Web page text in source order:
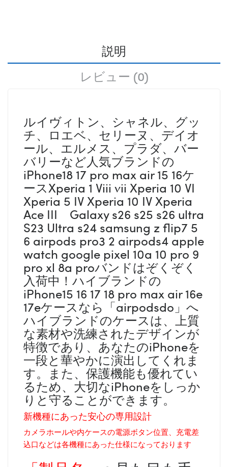
説明
レビュー (0)
ルイヴィトン、シャネル、グッ
チ、ロエベ、セリーヌ、デイオ
ール、エルメス、プラダ、バー
バリーなど人気ブランドの
iPhone18 17 pro max air 15 16ケ
ースXperia 1 Viii vii Xperia 10 VI
Xperia 5 IV Xperia 10 IV Xperia
Ace III Galaxy s26 s25 s26 ultra
S23 Ultra s24 samsung z flip7 5
6 airpods pro3 2 airpods4 apple
watch google pixel 10a 10 pro 9
pro xl 8a proバンドはぞくぞく
入荷中！ハイブランドの
iPhone15 16 17 18 pro max air 16e
17eケースなら「airpodsdo」へ
ハイブランドのケースは、上質
な素材や洗練されたデザインが
特徴であり、あなたのiPhoneを
一段と華やかに演出してくれま
す。また、保護機能も優れてい
るため、大切なiPhoneをしっか
りと守ることができます。
新機種にあった安心の専用設計
カメラホールや内ケースの電源ボタン位置、充電差
込口などは各機種にあった仕様になっております